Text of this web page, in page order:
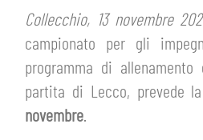
GIOVANILE MASCHILE
GIOVANILE FEMMINILE
FEMMINILE
BIGLIETTI E
ABBONAMENTI
INFO BIGLIETTI
SHOP
HOSPITALITY
Collecchio, 13 novembre
campionato per gli
programma di
partita di Lecco, prevede la
novembre